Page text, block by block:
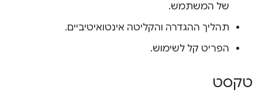
של המשתמש.
תהליך ההגדרה והקליטה אינטואיטיביים.
הפריט קל לשימוש.
טקסט